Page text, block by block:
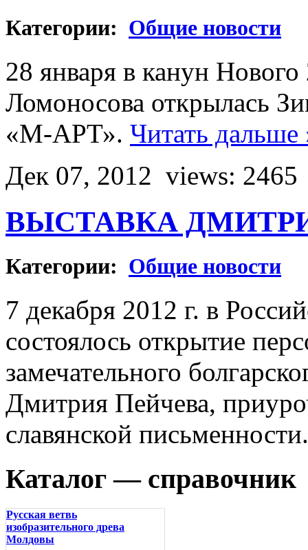
Категории: Общие новости
28 января в канун
Ломоносова открылась
«М-АРТ». Читать дальше
Дек 07, 2012 views: 2465
ВЫСТАВКА
Категории: Общие новости
7 декабря 2012 г. в
состоялось открытие
замечательного
Дмитрия Пейчева,
славянской
Каталог — справочник
Русская ветвь
изобразительного древа
Молдовы